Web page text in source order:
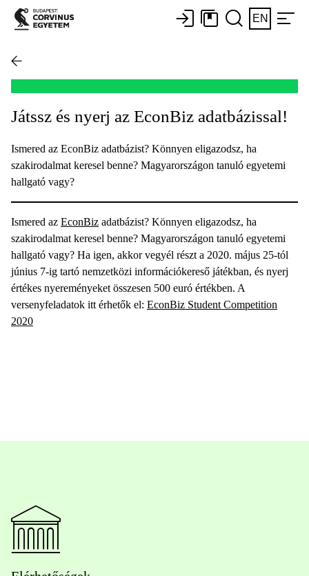
EN
Játssz és nyerj az EconBiz adatbázissal!
Ismered az EconBiz adatbázist? Könnyen eligazodsz, ha
szakirodalmat keresel benne? Magyarországon tanuló egyetemi
hallgató vagy?
Ismered az EconBiz adatbázist? Könnyen eligazodsz, ha
szakirodalmat keresel benne? Magyarországon tanuló egyetemi
hallgató vagy? Ha igen, akkor vegyél részt a 2020. május 25-tól
június 7-ig tartó nemzetközi információkereső játékban, és nyerj
értékes nyereményeket összesen 500 euró értékben. A
versenyfeladatok itt érhetők el: EconBiz Student Competition
2020